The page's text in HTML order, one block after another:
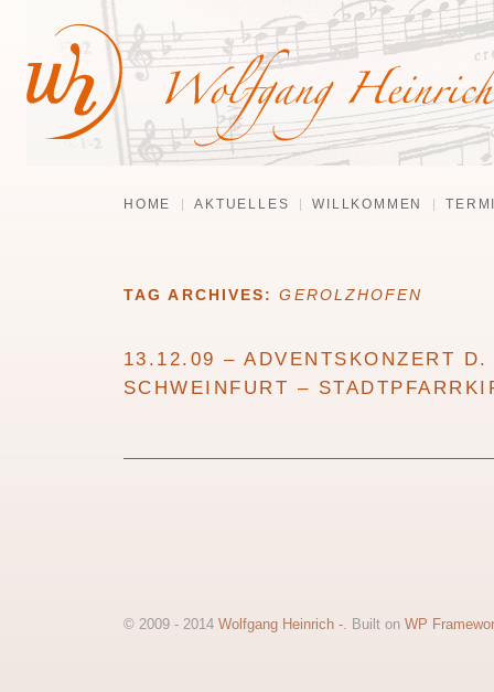
HOME AKTUELLES WILLKOMMEN
TAG ARCHIVES:GEROLZHOFEN
13.12.09 – ADVENTSKONZERT
SCHWEINFURT –
© 2009 - 2014 Wolfgang Heinrich -. Built on WP